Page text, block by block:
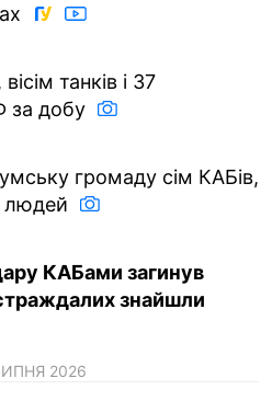
танків і 37
за добу
громаду сім КАБів,
людей
КАБами загинув
знайшли
2026